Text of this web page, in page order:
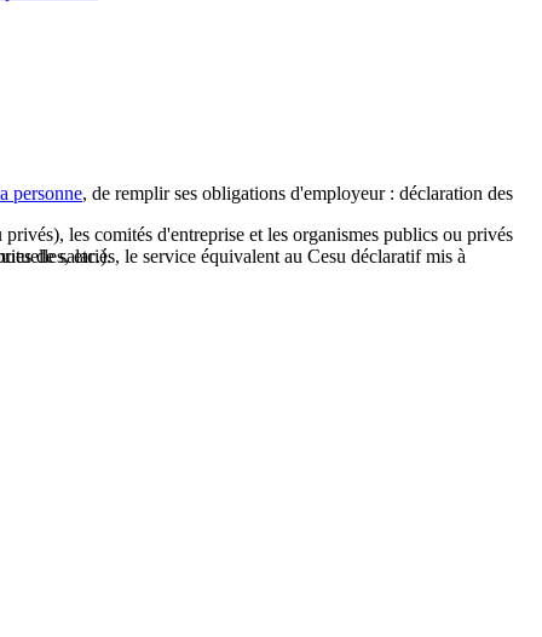
personne, de remplir ses obligations d'employeur : déclaration des
de salariés, le service équivalent au Cesu déclaratif mis à
les comités d'entreprise et les organismes publics ou privés
etc.).